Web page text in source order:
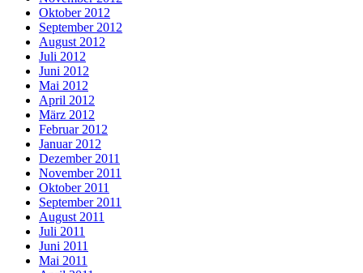
Oktober 2012
September 2012
August 2012
Juli 2012
Juni 2012
Mai 2012
April 2012
März 2012
Februar 2012
Januar 2012
Dezember 2011
November 2011
Oktober 2011
September 2011
August 2011
Juli 2011
Juni 2011
Mai 2011